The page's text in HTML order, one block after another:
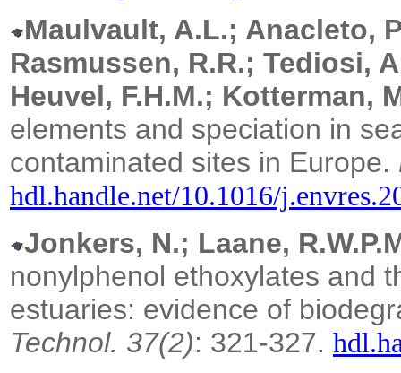
Maulvault, A.L.; Anacleto,
Rasmussen, R.R.; Tediosi,
Heuvel, F.H.M.; Kotterman,
elements and speciation in
contaminated sites in Europe.
hdl.handle.net/10.1016/
Jonkers, N.; Laane,
nonylphenol ethoxylates and
estuaries: evidence of
Technol. 37(2): 321-327.